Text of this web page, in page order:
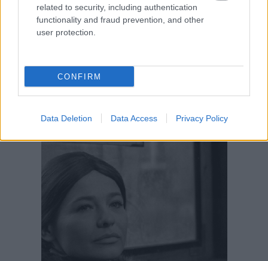
related to security, including authentication
functionality and fraud prevention, and other
user protection.
CONFIRM
Data Deletion Data Access Privacy Policy